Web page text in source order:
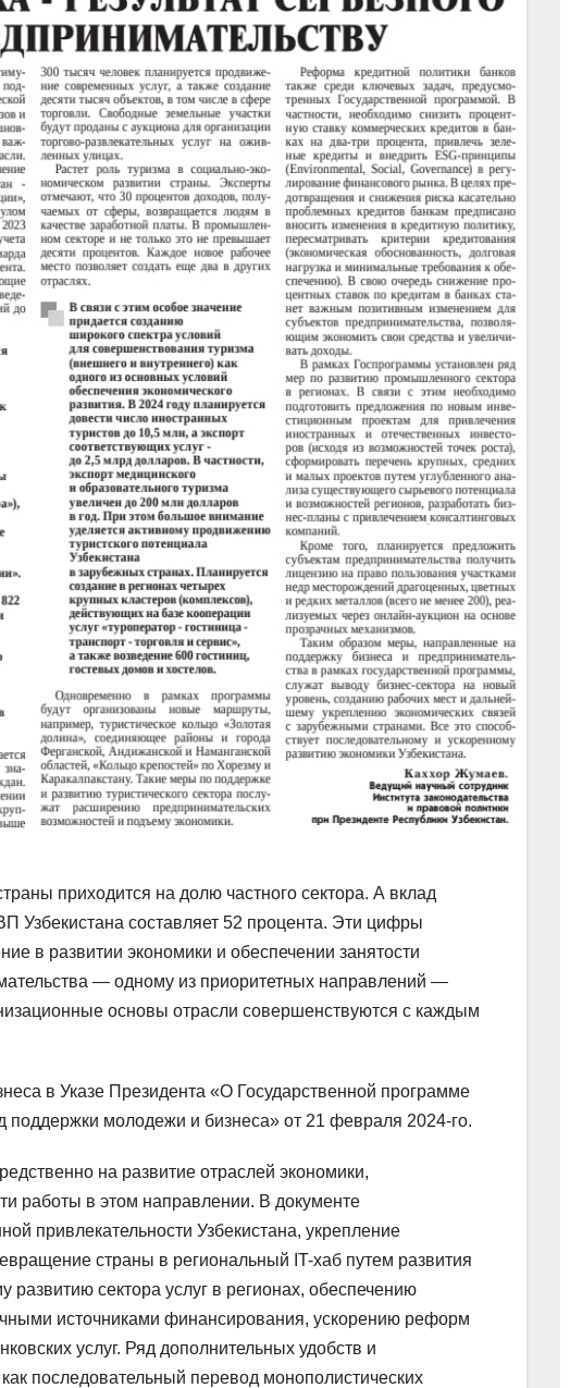
приходится на долю частного сектора. А вклад
Узбекистана составляет 52 процента. Эти цифры
в развитии экономики и обеспечении занятости
— одному из приоритетных направлений —
основы отрасли совершенствуются с каждым
в Указе Президента «О Государственной программе
поддержки молодежи и бизнеса» от 21 февраля 2024-го.
на развитие отраслей экономики,
работы в этом направлении. В документе
привлекательности Узбекистана, укрепление
страны в региональный IT-хаб путем развития
сектора услуг в регионах, обеспечению
источниками финансирования, ускорению реформ
услуг. Ряд дополнительных удобств и
последовательный перевод монополистических